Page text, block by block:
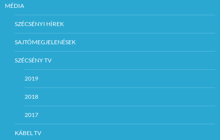
MÉDIA
SZÉCSÉNYI HÍREK
SAJTÓMEGJELENÉSEK
SZÉCSÉNY TV
2019
2018
2017
KÁBEL TV